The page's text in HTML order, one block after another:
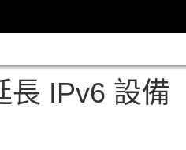
長 IPv6 設備